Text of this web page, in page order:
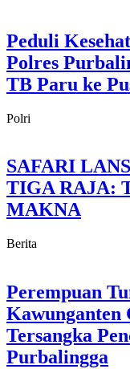
Peduli
Polres
TB Paru ke
Polri
SAFARI
TIGA RAJA:
MAKNA
Berita
Perempuan
Kawunganten
Tersangka
Purbalingga